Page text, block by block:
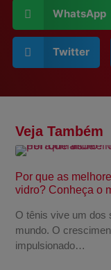
WhatsApp
Twitter
Veja Também
Por que as
vidro? Conheça o
O tênis vive um dos
mundo. O
impulsionado…